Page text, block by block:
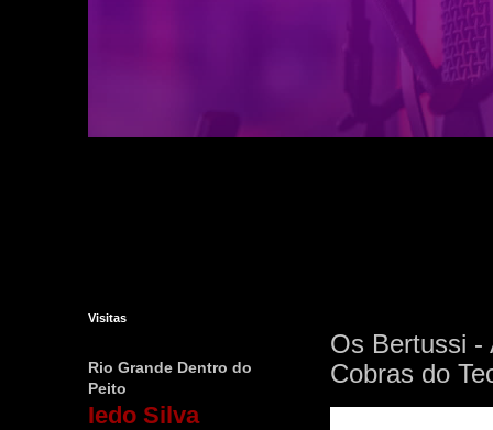
Os Bertussi -
Cobras do
Visitas
Rio Grande Dentro do
Peito
Iedo Silva